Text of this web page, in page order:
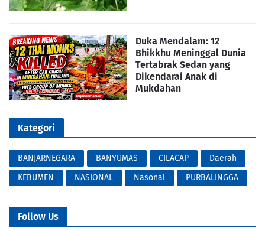
Duka Mendalam: 12
Bhikkhu Meninggal Dunia
Tertabrak Sedan yang
Dikendarai Anak di
Mukdahan
Kategori
BANJARNEGARA BANYUMAS CILACAP
Daerah
KEBUMEN
NASIONAL Nasonal PURBALINGGA
Follow Us